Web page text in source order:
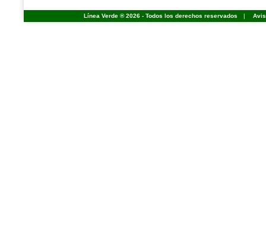
Línea Verde ® 2026 - Todos los derechos reservados |